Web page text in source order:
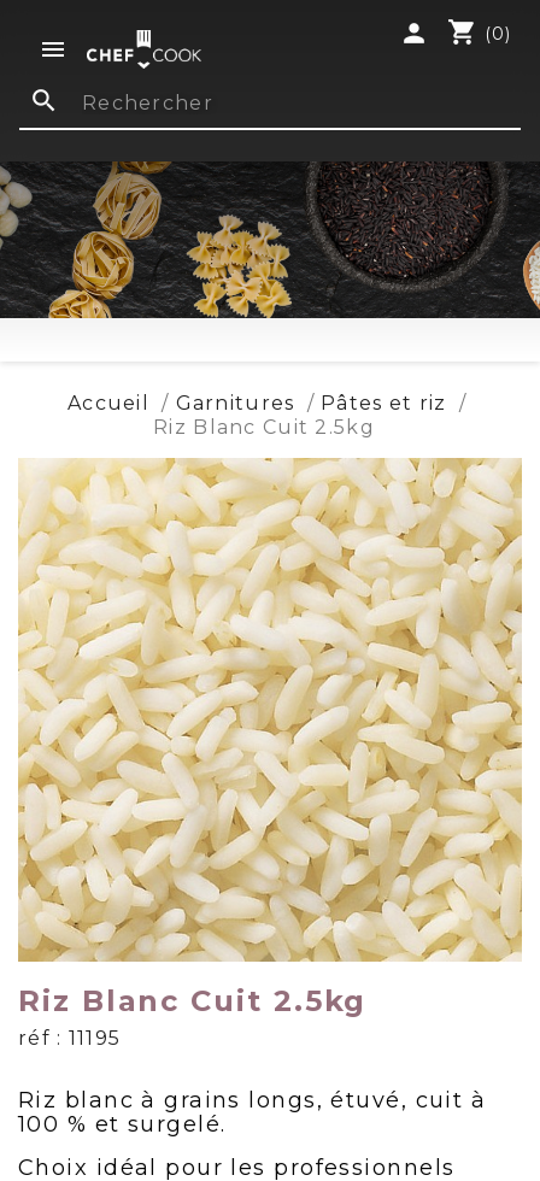

shopping_cart (0)
person
search
Accueil Garnitures
Pâtes et riz
Riz Blanc Cuit 2.5kg
Riz Blanc Cuit 2.5kg
réf : 11195
Riz blanc à grains longs, étuvé, cuit à
100 % et surgelé.
Choix idéal pour les professionnels